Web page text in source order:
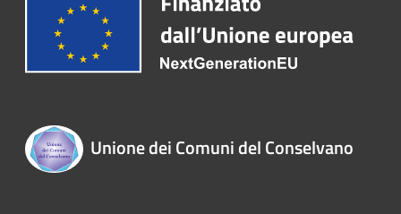
Unione dei Comuni del Conselvano